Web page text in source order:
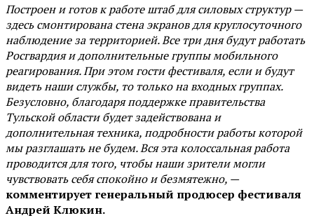
Построен и готов к работе штаб для силовых структур —
здесь смонтирована стена экранов для круглосуточного
наблюдение за территорией. Все три дня будут работать
Росгвардия и дополнительные группы мобильного
реагирования. При этом гости фестиваля, если и будут
видеть наши службы, то только на входных группах.
Безусловно, благодаря поддержке правительства
Тульской области будет задействована и
дополнительная техника, подробности работы которой
мы разглашать не будем. Вся эта колоссальная работа
проводится для того, чтобы наши зрители могли
чувствовать себя спокойно и безмятежно, —
комментирует генеральный продюсер фестиваля
Андрей Клюкин.